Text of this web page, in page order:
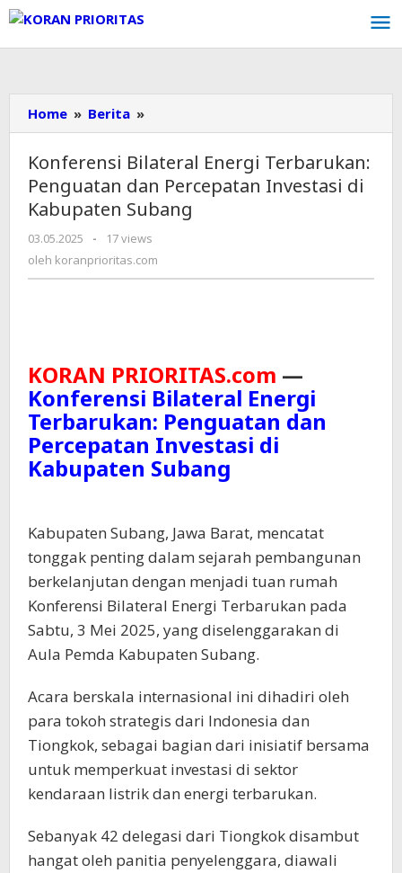
Lewati
konten
Home » Berita »
Bilateral
Energi
Terbarukan:
Penguatan
dan
Percepatan
Konferensi Bilateral Energi Terbarukan:
Penguatan dan Percepatan Investasi di
Kabupaten Subang
03.05.2025
oleh
koranprioritas.com
-
17 views
oleh koranprioritas.com
KORAN PRIORITAS.com —
Konferensi Bilateral Energi
Terbarukan: Penguatan dan
Percepatan Investasi di
Kabupaten Subang
Kabupaten Subang, Jawa Barat, mencatat
tonggak penting dalam sejarah pembangunan
berkelanjutan dengan menjadi tuan rumah
Konferensi Bilateral Energi Terbarukan pada
Sabtu, 3 Mei 2025, yang diselenggarakan di
Aula Pemda Kabupaten Subang.
Acara berskala internasional ini dihadiri oleh
para tokoh strategis dari Indonesia dan
Tiongkok, sebagai bagian dari inisiatif bersama
untuk memperkuat investasi di sektor
kendaraan listrik dan energi terbarukan.
Sebanyak 42 delegasi dari Tiongkok disambut
hangat oleh panitia penyelenggara, diawali